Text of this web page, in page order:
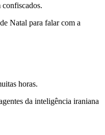
confiscados.
Natal para falar com a
horas.
da inteligência iraniana